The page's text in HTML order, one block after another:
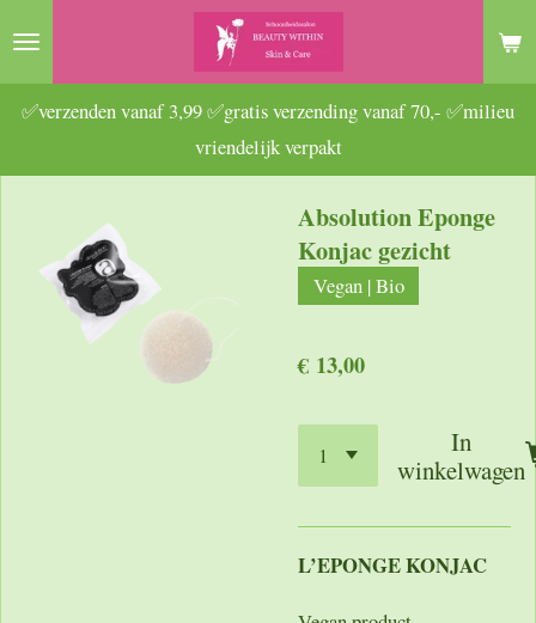
Ga
naar
hoofdinhoud
✅verzenden vanaf 3,99 ✅gratis verzending vanaf 70,- ✅milieu
vriendelijk verpakt
Absolution Eponge
Konjac gezicht
Vegan | Bio
€ 13,00
In
winkelwagen
L’EPONGE KONJAC